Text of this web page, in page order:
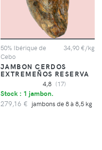
50% Ibérique de
Cebo
34,90 €/kg
JAMBON CERDOS
EXTREMEÑOS RESERVA
4,8 (17)
Stock : 1 jambon.
279,16 € jambons de 8 à 8,5 kg